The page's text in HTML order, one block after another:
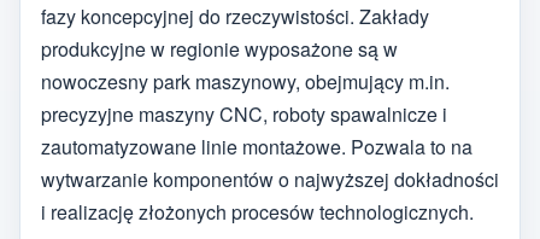
fazy koncepcyjnej do rzeczywistości. Zakłady
produkcyjne w regionie wyposażone są w
nowoczesny park maszynowy, obejmujący m.in.
precyzyjne maszyny CNC, roboty spawalnicze i
zautomatyzowane linie montażowe. Pozwala to na
wytwarzanie komponentów o najwyższej dokładności
i realizację złożonych procesów technologicznych.